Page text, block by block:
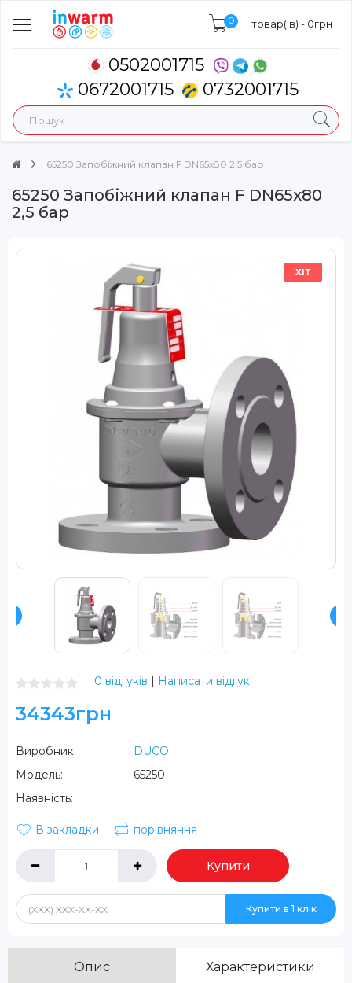
0 товар(ів) - 0грн
0502001715
0672001715
0732001715
65250 Запобіжний клапан F DN65x80 2,5 бар
65250 Запобіжний клапан F DN65x80
2,5 бар
ХІТ
0 відгуків | Написати відгук
34343грн
Виробник:
DUCO
Модель:
65250
Наявність:
В закладки порівняння
Купити
Купити в 1 клік
Опис Характеристики